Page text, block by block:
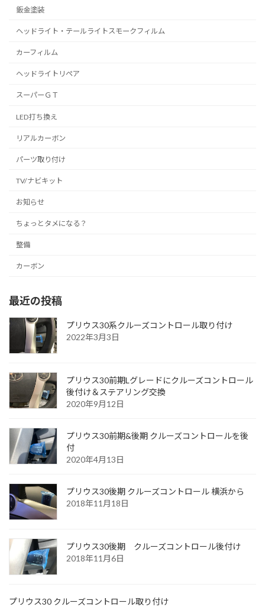
鈑金塗装
ヘッドライト・テールライトスモークフィルム
カーフィルム
ヘッドライトリペア
スーパーＧＴ
LED打ち換え
リアルカーボン
パーツ取り付け
TV/ナビキット
お知らせ
ちょっとタメになる？
整備
カーボン
最近の投稿
プリウス30系クルーズコントロール取り付け
2022年3月3日
プリウス30前期Lグレードにクルーズコントロール
後付け＆ステアリング交換
2020年9月12日
プリウス30前期&後期 クルーズコントロールを後
付
2020年4月13日
プリウス30後期 クルーズコントロール 横浜から
2018年11月18日
プリウス30後期 クルーズコントロール後付け
2018年11月6日
プリウス30 クルーズコントロール取り付け